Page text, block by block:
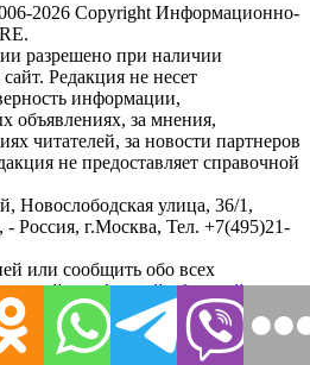
2026 Copyright Информационно-
разрешено при наличии
Редакция не несет
информации,
объявлениях, за мнения,
читателей, за новости партнеров
не предоставляет справочной
Новослободская улица, 36/1 ,
- Россия, г.Москва, Тел. +7(495)21-
или сообщить обо всех
формой обратной связи.